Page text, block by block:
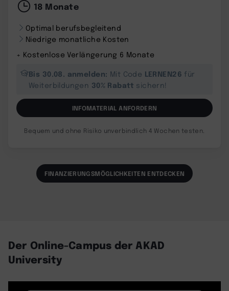
18 Monate
Optimal berufsbegleitend
Niedrige monatliche Kosten
+ Kostenlose Verlängerung 6 Monate
Bis 30.08. anmelden: Mit Code LERNEN26 für
Weiterbildungen 30% Rabatt sichern!
INFOMATERIAL ANFORDERN
Bequem und ohne Risiko unverbindlich 4 Wochen testen.
FINANZIERUNGSMÖGLICHKEITEN ENTDECKEN
Der Online-Campus der AKAD
University